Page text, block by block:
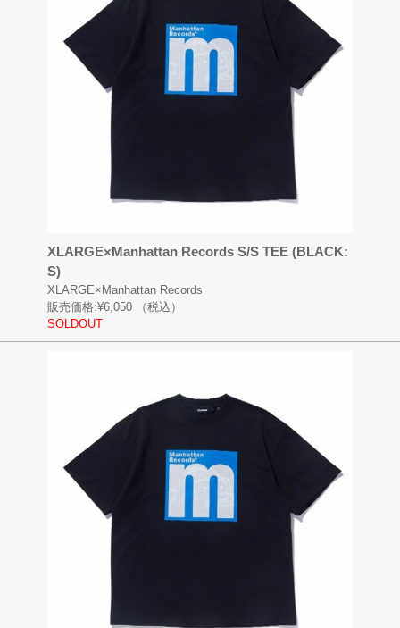
XLARGE×Manhattan Records S/S TEE (BLACK:
S)
XLARGE×Manhattan Records
販売価格:¥6,050
（税込）
SOLDOUT